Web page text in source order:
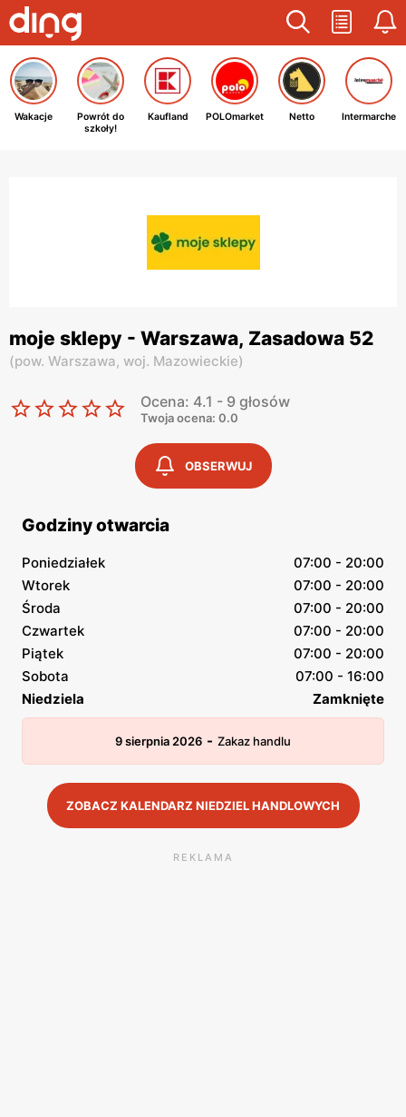
Wakacje
Powrót do
szkoły!
Kaufland POLOmarket Netto Intermarche
moje sklepy - Warszawa, Zasadowa 52
(pow. Warszawa, woj. Mazowieckie)
Ocena: 4.1 - 9 głosów
Twoja ocena: 0.0
OBSERWUJ
Godziny otwarcia
Poniedziałek
07:00 - 20:00
Wtorek
07:00 - 20:00
Środa
07:00 - 20:00
Czwartek
07:00 - 20:00
Piątek
07:00 - 20:00
Sobota
07:00 - 16:00
Niedziela
Zamknięte
9 sierpnia 2026 - Zakaz handlu
ZOBACZ KALENDARZ NIEDZIEL HANDLOWYCH
REKLAMA